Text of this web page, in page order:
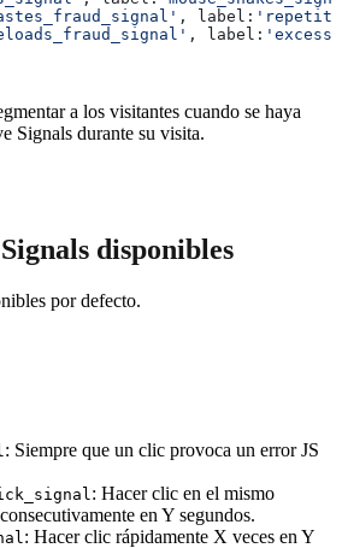
, label:
, label:
a los visitantes cuando se haya
Signals durante su visita.
disponibles
por defecto.
: Siempre que un clic provoca un error JS
: Hacer clic en el mismo
en Y segundos.
: Hacer clic rápidamente X veces en Y